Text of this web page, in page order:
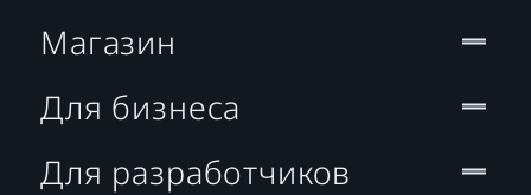
Магазин
Для бизнеса
Для разработчиков